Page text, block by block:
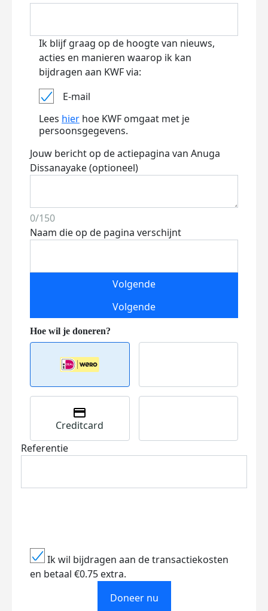
Ik blijf graag op de hoogte van nieuws,
acties en manieren waarop ik kan
bijdragen aan KWF via:
E-mail
Lees hier hoe KWF omgaat met je
persoonsgegevens.
Jouw bericht op de actiepagina van Anuga
Dissanayake (optioneel)
0/150
Naam die op de pagina verschijnt
Volgende
Volgende
Creditcard
Referentie
Ik wil bijdragen aan de transactiekosten
en betaal €0.75 extra.
Doneer nu